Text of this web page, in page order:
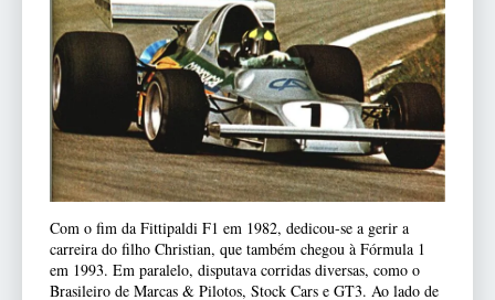
Com o fim da Fittipaldi F1 em 1982, dedicou-se a gerir a
carreira do filho Christian, que também chegou à Fórmula 1
em 1993. Em paralelo, disputava corridas diversas, como o
Brasileiro de Marcas & Pilotos, Stock Cars e GT3. Ao lado de